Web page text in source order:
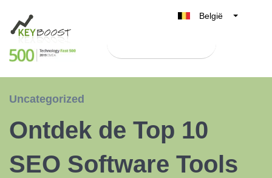
België
Nederland
España
Uncategorized
Ontdek de Top 10
SEO Software Tools